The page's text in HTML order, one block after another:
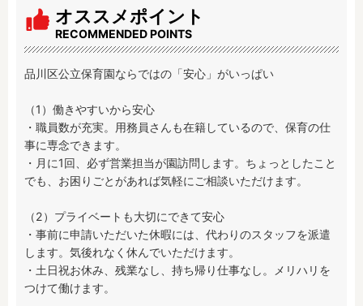
オススメポイント
RECOMMENDED POINTS
品川区公立保育園ならではの「安心」がいっぱい
（1）働きやすいから安心
・職員数が充実。用務員さんも在籍しているので、保育の仕
事に専念できます。
・月に1回、必ず営業担当が園訪問します。ちょっとしたこと
でも、お困りごとがあれば気軽にご相談いただけます。
（2）プライベートも大切にできて安心
・事前に申請いただいた休暇には、代わりのスタッフを派遣
します。気後れなく休んでいただけます。
・土日祝お休み、残業なし、持ち帰り仕事なし。メリハリを
つけて働けます。
学童保育施設
児童館
子育て支援センター
児童発達支援事業所
放課後等デイサービ
テンダーの運営施設
その他施設
特徴
時間固定
土日祝休み
13時までのお仕事
15時までのお仕事
13時以降スタート
16時以降スタート
実働5時間以内
週3日以内
土日祝のお仕事